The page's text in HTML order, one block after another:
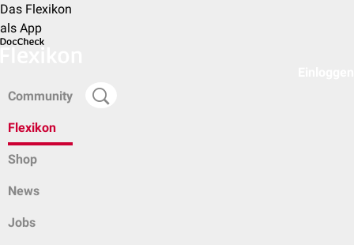
Das Flexikon
als App
Community
Flexikon
Shop
News
Jobs